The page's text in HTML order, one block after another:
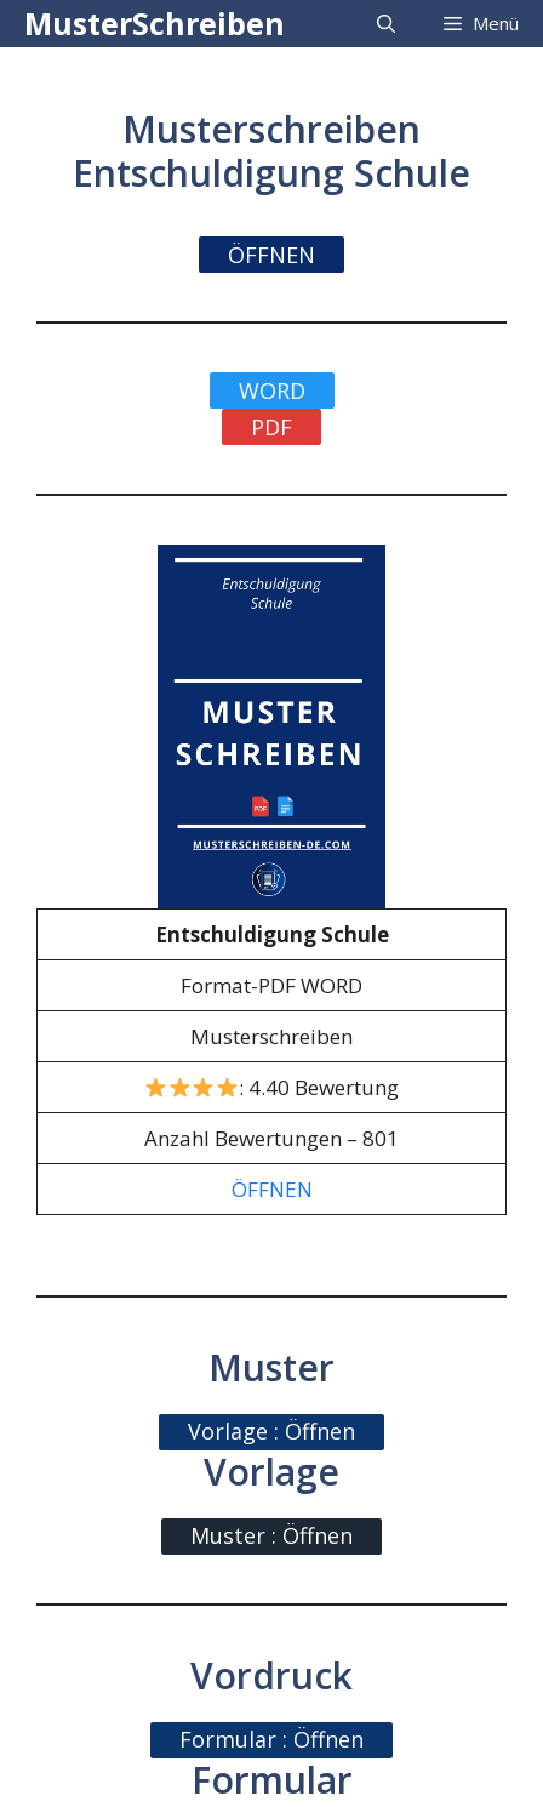
Zum
Inhalt
MusterSchreiben Menü
Musterschreiben
Entschuldigung Schule
ÖFFNEN
WORD
PDF
Entschuldigung Schule
Format-PDF WORD
Musterschreiben
: 4.40 Bewertung
Anzahl Bewertungen – 801
ÖFFNEN
Muster
Vorlage : Öffnen
Vorlage
Muster : Öffnen
Vordruck
Formular : Öffnen
Formular